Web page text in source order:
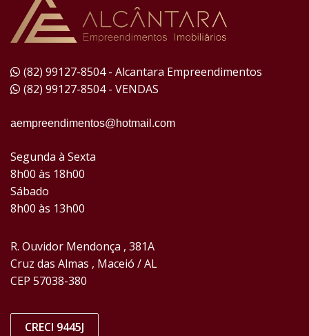
(82) 99127-8504 - Alcantara Empreendimentos
(82) 99127-8504 - VENDAS
aempreendimentos@hotmail.com
Segunda à Sexta
8h00 às 18h00
Sábado
8h00 às 13h00
R. Ouvidor Mendonça , 381A
Cruz das Almas , Maceió / AL
CEP 57038-380
CRECI 9445J